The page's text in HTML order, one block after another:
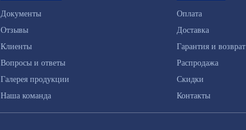
Документы
Отзывы
Клиенты
Вопросы и ответы
Галерея продукции
Наша команда
Оплата
Доставка
Гарантия и возврат
Распродажа
Скидки
Контакты